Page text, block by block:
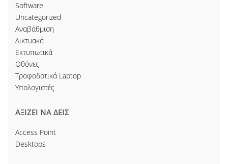
Software
Uncategorized
Αναβάθμιση
Δικτυακά
Εκτυπωτικά
Οθόνες
Τροφοδοτικά Laptop
Υπολογιστές
ΑΞΙΖΕΙ ΝΑ ΔΕΙΣ
Access Point
Desktops